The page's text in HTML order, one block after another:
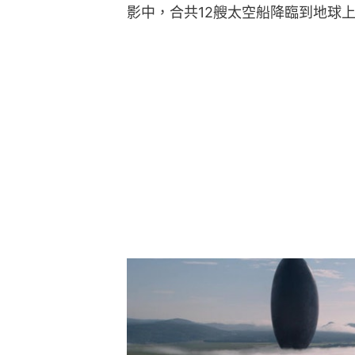
影中，合共12艘太空船降臨到地球